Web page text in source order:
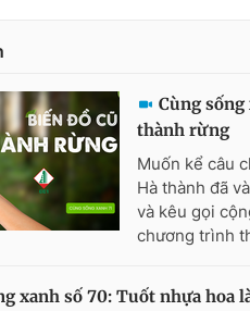
Cùng sống
thành rừng
Muốn kể câu
Hà thành đã
và kêu gọi
chương trình
xanh số 70: Tuốt nhựa hoa